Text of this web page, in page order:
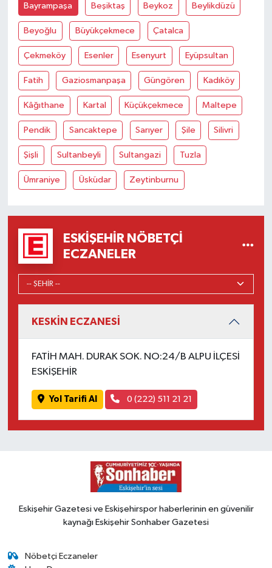
Bayrampaşa Beşiktaş Beykoz Beylikdüzü
Beyoğlu Büyükçekmece Çatalca
Çekmeköy Esenler Esenyurt Eyüpsultan
Fatih Gaziosmanpaşa Güngören Kadıköy
Kâğıthane Kartal Küçükçekmece Maltepe
Pendik Sancaktepe Sarıyer Şile Silivri
Şişli Sultanbeyli Sultangazi Tuzla
Ümraniye Üsküdar Zeytinburnu
ESKIŞEHIR NÖBETÇI
ECZANELER
KESKİN ECZANESİ
FATİH MAH. DURAK SOK. NO:24/B ALPU İLÇESİ
ESKİŞEHİR
Yol Tarifi Al 0 (222) 511 21 21
Eskişehir Gazetesi ve Eskişehirspor haberlerinin en güvenilir
kaynağı Eskişehir Sonhaber Gazetesi
Nöbetçi Eczaneler